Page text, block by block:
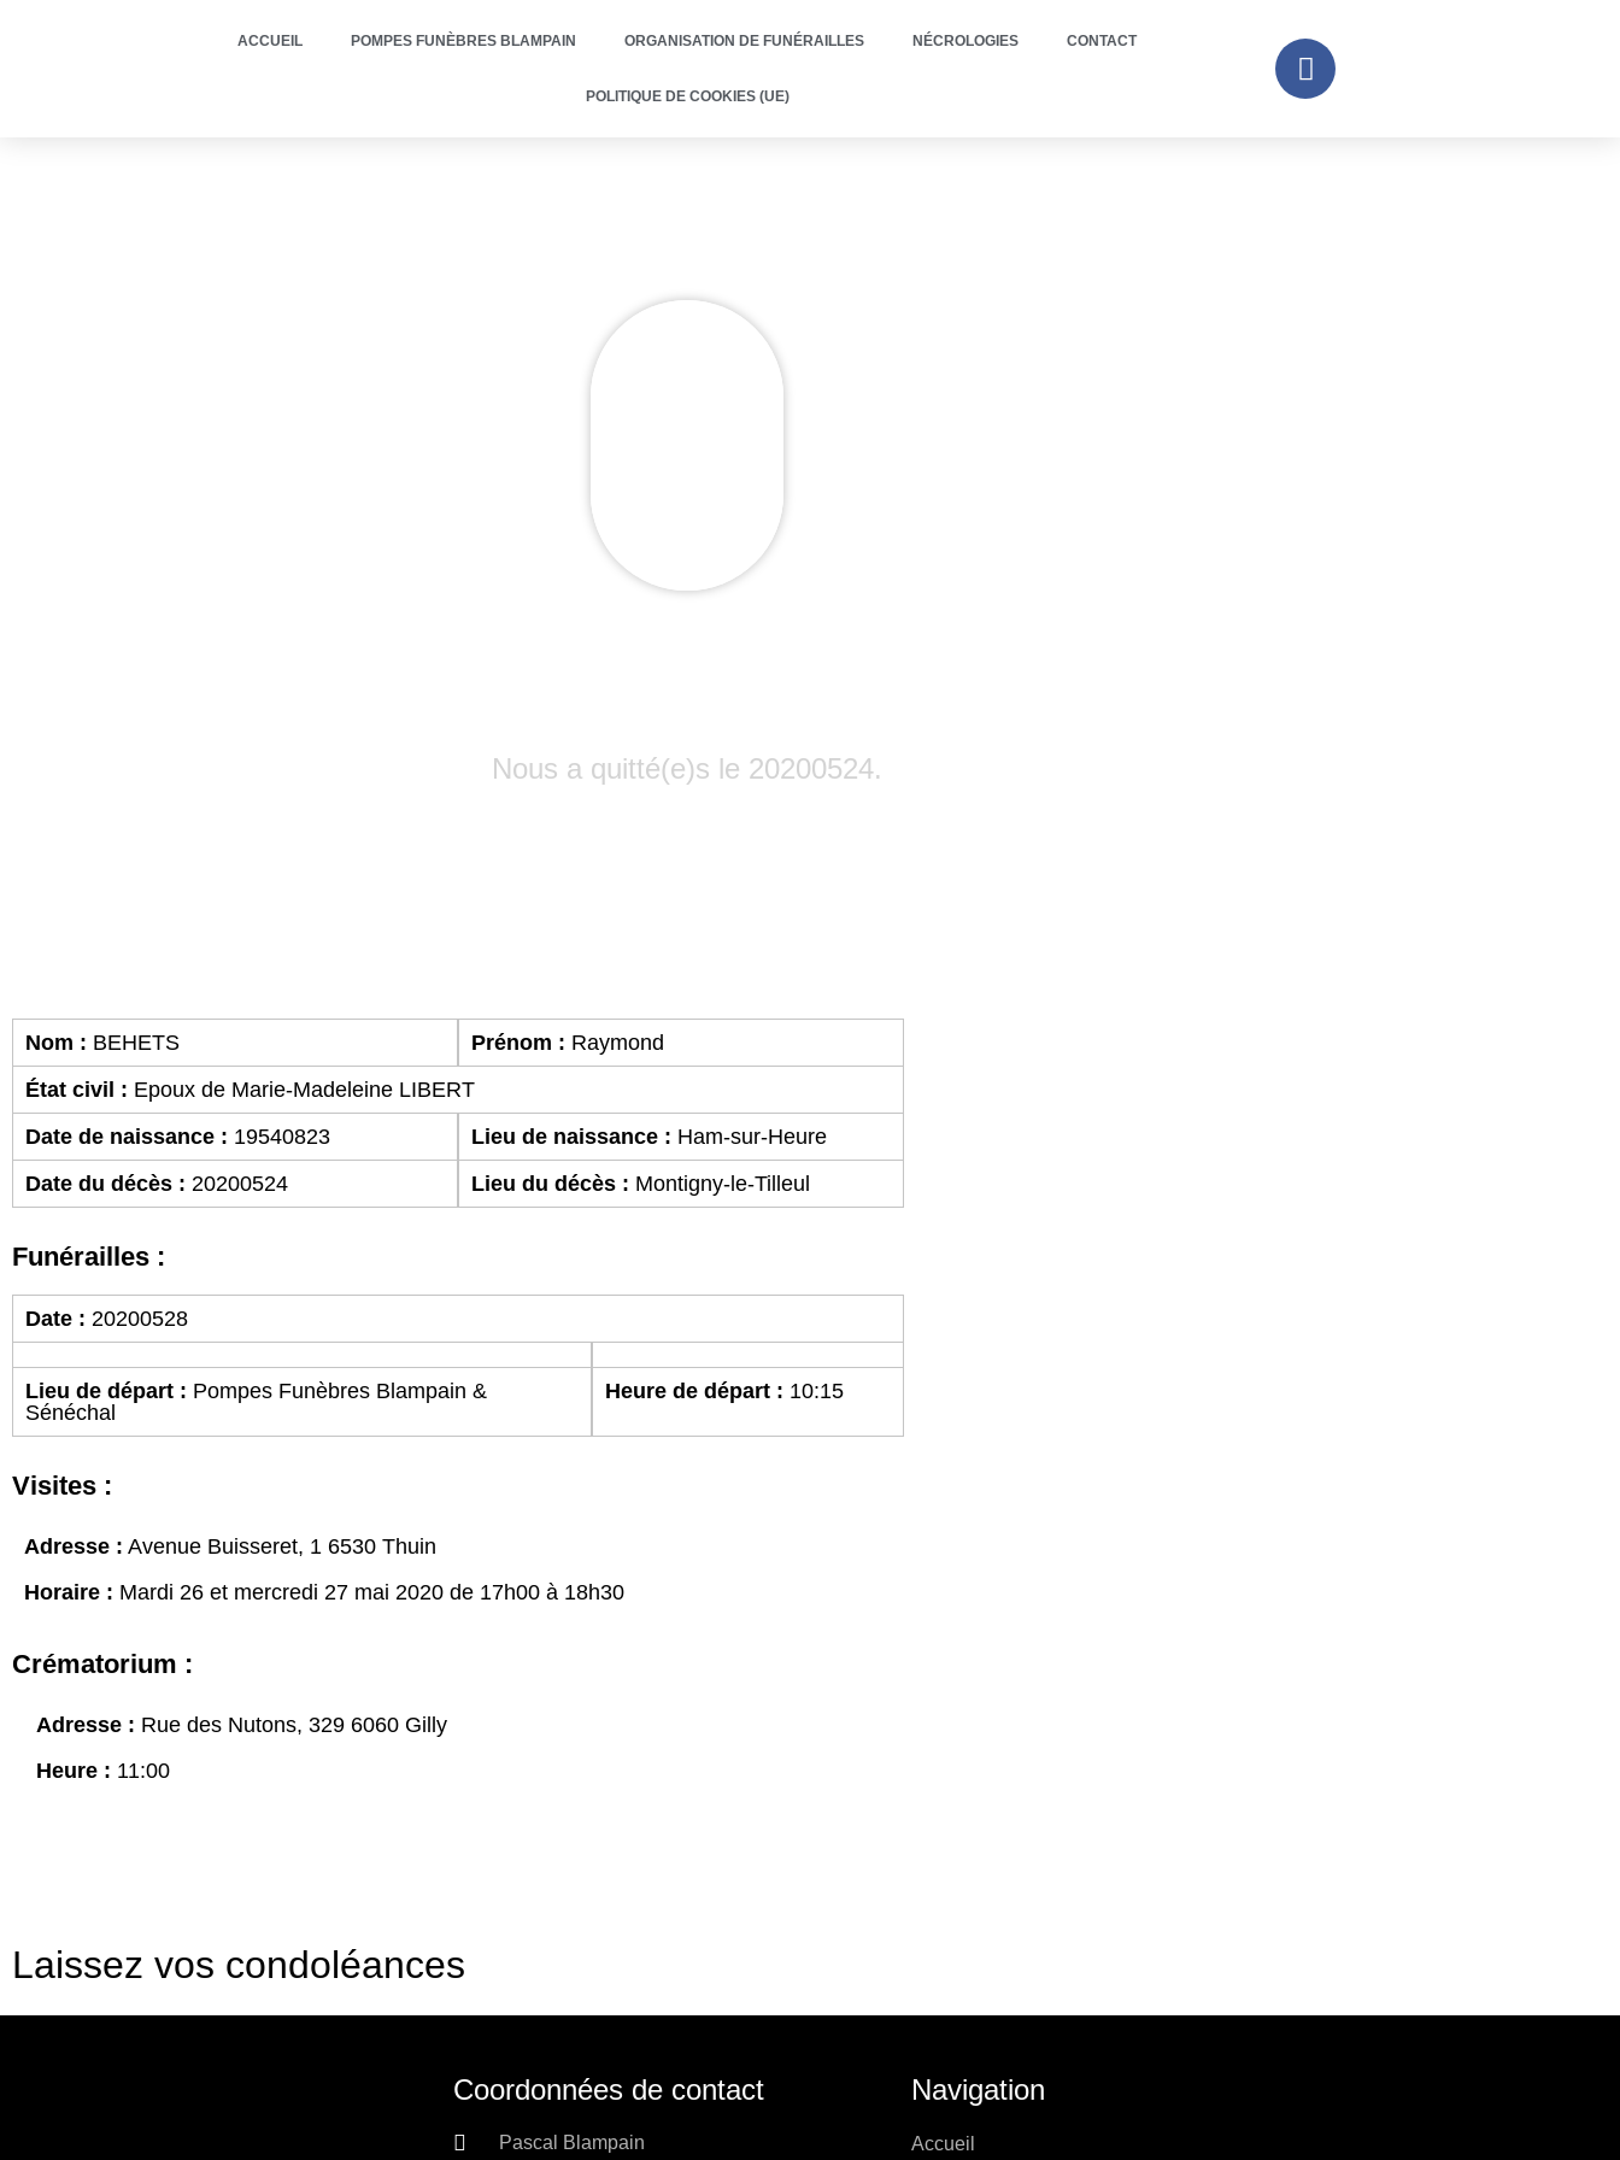
ACCUEIL POMPES FUNÈBRES BLAMPAIN ORGANISATION DE FUNÉRAILLES NÉCROLOGIES CONTACT
POLITIQUE DE COOKIES (UE)
Nous a quitté(e)s le 20200524.
Nom : BEHETS Prénom : Raymond
État civil : Epoux de Marie-Madeleine LIBERT
Date de naissance : 19540823 Lieu de naissance : Ham-sur-Heure
Date du décès : 20200524 Lieu du décès : Montigny-le-Tilleul
Funérailles :
Date : 20200528
Lieu de départ : Pompes Funèbres Blampain &
Sénéchal
Heure de départ : 10:15
Visites :
Adresse : Avenue Buisseret, 1 6530 Thuin
Horaire : Mardi 26 et mercredi 27 mai 2020 de 17h00 à 18h30
Crématorium :
Adresse : Rue des Nutons, 329 6060 Gilly
Heure : 11:00
Laissez vos condoléances
Coordonnées de contact
Pascal Blampain
Navigation
Accueil